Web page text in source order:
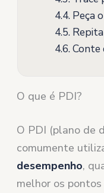
4.4.Peça
4.5.Repita
4.6.Conte
O que é PDI?
O PDI (plano de
comumente
desempenho,
melhor os